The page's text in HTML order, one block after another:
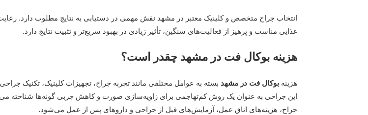
انتخاب جراح متخصص و کلینیک معتبر در مشهد نقش مهمی در دستیابی به نتایج مطلوب دارد.
غذایی مناسب و پرهیز از فعالیت‌های سنگین، تأثیر زیادی در بهبود سریع‌تر و تثبیت نتایج دارد.
هزینه بوکال فت در مشهد چقدر است؟
هزینه بوکال فت در مشهد بسته به عوامل مختلفی مانند تجربه جراح، تجهیزات کلینیک، تکنیک
این جراحی به عنوان یک روش کم‌تهاجمی برای زاویه‌سازی صورت و کاهش چربی گونه‌ها شناخته
جراح، هزینه‌های اتاق عمل، آزمایش‌های قبل از جراحی و داروهای پس از عمل می‌شود.